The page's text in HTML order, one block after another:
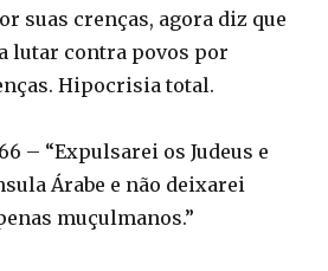
suas crenças, agora diz que
lutar contra povos por
Hipocrisia total.
– “Expulsarei os Judeus e
Árabe e não deixarei
muçulmanos.”